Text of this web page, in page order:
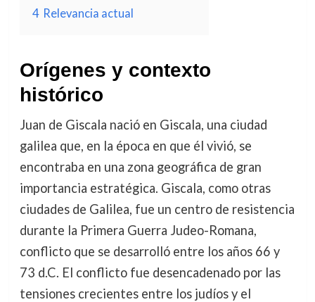
4 Relevancia actual
Orígenes y contexto
histórico
Juan de Giscala nació en Giscala, una ciudad
galilea que, en la época en que él vivió, se
encontraba en una zona geográfica de gran
importancia estratégica. Giscala, como otras
ciudades de Galilea, fue un centro de resistencia
durante la Primera Guerra Judeo-Romana,
conflicto que se desarrolló entre los años 66 y
73 d.C. El conflicto fue desencadenado por las
tensiones crecientes entre los judíos y el